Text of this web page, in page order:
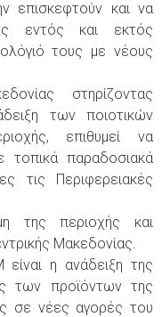
επισκεφτούν και να
εντός και εκτός
τους με νέους
στηρίζοντας
των ποιοτικών
επιθυμεί να
τοπικά παραδοσιακά
τις Περιφερειακές
της περιοχής και
Μακεδονίας.
η ανάδειξη της
των προϊόντων της
σε νέες αγορές του